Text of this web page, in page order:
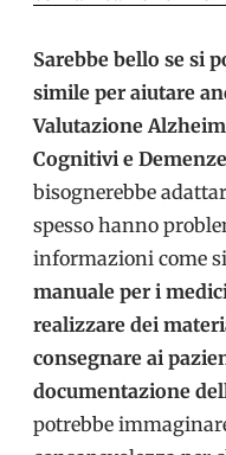
Sarebbe bello se si
simile per aiutare
Valutazione
Cognitivi e Demenze
bisognerebbe
spesso hanno
informazioni come
manuale per i
realizzare dei
consegnare ai
documentazione
potrebbe